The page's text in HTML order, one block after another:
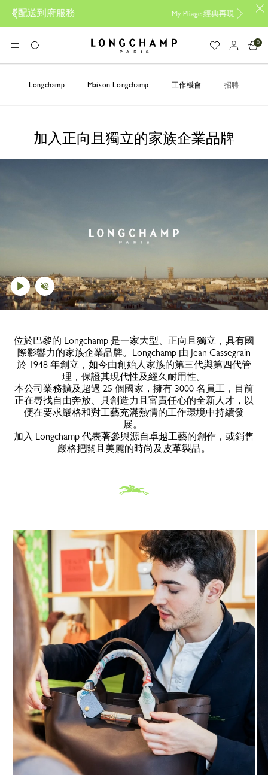
立即創作您的專屬包款
選單
搜
尋
Longchamp - Home
0
Longchamp Maison Longchamp 工作機會 招聘
加入正向且獨立的家族企業品牌
位於巴黎的 Longchamp 是一家大型、正向且獨立，具有國
際影響力的家族企業品牌。Longchamp 由 Jean Cassegrain
於 1948 年創立，如今由創始人家族的第三代與第四代管
理，保證其現代性及經久耐用性。
本公司業務擴及超過 25 個國家，擁有 3000 名員工，目前
正在尋找自由奔放、具創造力且富責任心的全新人才，以
便在要求嚴格和對工藝充滿熱情的工作環境中持續發
展。
加入 Longchamp 代表著參與源自卓越工藝的創作，或銷售
嚴格把關且美麗的時尚及皮革製品。